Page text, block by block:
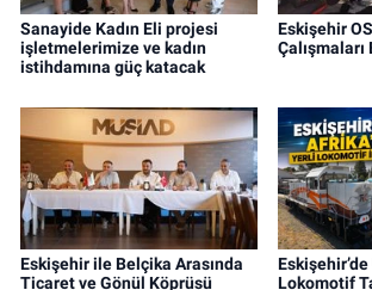
Sanayide Kadın Eli projesi
işletmelerimize ve kadın
istihdamına güç katacak
Eskişehir
Çalışmaları
Eskişehir ile Belçika Arasında
Ticaret ve Gönül Köprüsü
Lokomotif